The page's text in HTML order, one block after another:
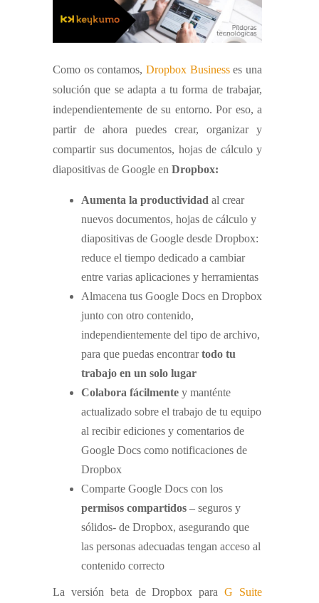
Como os contamos, Dropbox Businesses una
solución que se adapta a tu forma de trabajar,
independientemente de su entorno. Por eso, a
partir de ahora puedes crear, organizar y
compartir sus documentos, hojas de cálculo y
diapositivas de Google en Dropbox:
Aumenta la productividad al crear
nuevos documentos, hojas de cálculo y
diapositivas de Google desde Dropbox:
reduce el tiempo dedicado a cambiar
entre varias aplicaciones y herramientas
Almacena tus Google Docs en Dropbox
junto con otro contenido,
independientemente del tipo de archivo,
para que puedas encontrartodo tu
trabajo en un solo lugar
Colabora fácilmente y manténte
actualizado sobre el trabajo de tu equipo
al recibir ediciones y comentarios de
Google Docs como notificaciones de
Dropbox
Comparte Google Docs con los
permisos compartidos – seguros y
sólidos- de Dropbox, asegurando que
las personas adecuadas tengan acceso al
contenido correcto
La versión beta de Dropbox paraG Suite